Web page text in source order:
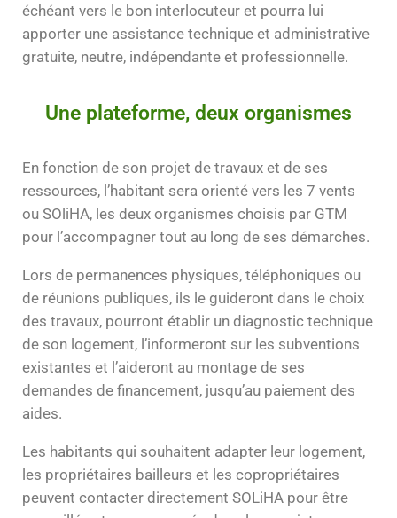
échéant vers le bon interlocuteur et pourra lui
apporter une assistance technique et administrative
gratuite, neutre, indépendante et professionnelle.
Une plateforme, deux organismes
En fonction de son projet de travaux et de ses
ressources, l’habitant sera orienté vers les 7 vents
ou SOliHA, les deux organismes choisis par GTM
pour l’accompagner tout au long de ses démarches.
Lors de permanences physiques, téléphoniques ou
de réunions publiques, ils le guideront dans le choix
des travaux, pourront établir un diagnostic technique
de son logement, l’informeront sur les subventions
existantes et l’aideront au montage de ses
demandes de financement, jusqu’au paiement des
aides.
Les habitants qui souhaitent adapter leur logement,
les propriétaires bailleurs et les copropriétaires
peuvent contacter directement SOLiHA pour être